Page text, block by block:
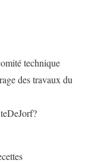
technique
des travaux du